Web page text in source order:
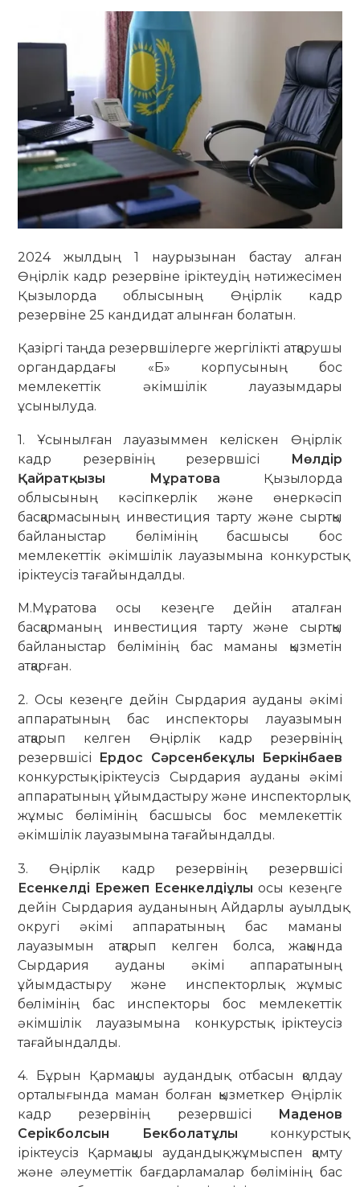
2024 жылдың 1 наурызынан бастау алған
Өңірлік кадр резервіне іріктеудің нәтижесімен
Қызылорда облысының Өңірлік кадр
резервіне 25 кандидат алынған болатын.
Қазіргі таңда резервшілерге жергілікті атқарушы
органдардағы «Б» корпусының бос
мемлекеттік әкімшілік лауазымдары
ұсынылуда.
1. Ұсынылған лауазыммен келіскен Өңірлік
кадр резервінің резервшісі
Мөлдір
Қайратқызы Мұратова Қызылорда
облысының кәсіпкерлік және өнеркәсіп
басқармасының инвестиция тарту және сыртқы
байланыстар бөлімінің басшысы бос
мемлекеттік әкімшілік лауазымына конкурстық
іріктеусіз тағайындалды.
М.Мұратова осы кезеңге дейін аталған
басқарманың инвестиция тарту және сыртқы
байланыстар бөлімінің бас маманы қызметін
атқарған.
2. Осы кезеңге дейін Сырдария ауданы әкімі
аппаратының бас инспекторы лауазымын
атқарып келген Өңірлік кадр резервінің
резервшісі Ердос Сәрсенбекұлы Беркінбаев
конкурстық іріктеусіз Сырдария ауданы әкімі
аппаратының ұйымдастыру және инспекторлық
жұмыс бөлімінің басшысы бос мемлекеттік
әкімшілік лауазымына тағайындалды.
3. Өңірлік кадр резервінің резервшісі
Есенкелді Ережеп Есенкелдіұлы осы кезеңге
дейін Сырдария ауданының Айдарлы ауылдық
округі әкімі аппаратының бас маманы
лауазымын атқарып келген болса, жақында
Сырдария ауданы әкімі аппаратының
ұйымдастыру және инспекторлық жұмыс
бөлімінің бас инспекторы бос мемлекеттік
әкімшілік лауазымына конкурстық іріктеусіз
тағайындалды.
4. Бұрын Қармақшы аудандық отбасын қолдау
орталығында маман болған қызметкер Өңірлік
кадр резервінің резервшісі
Маденов
Серікболсын Бекболатұлы конкурстық
іріктеусіз Қармақшы аудандық жұмыспен қамту
және әлеуметтік бағдарламалар бөлімінің бас